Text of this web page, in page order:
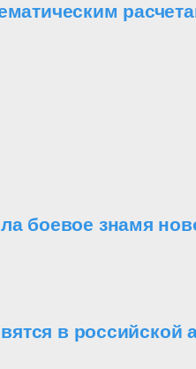
боевое знамя
в российской